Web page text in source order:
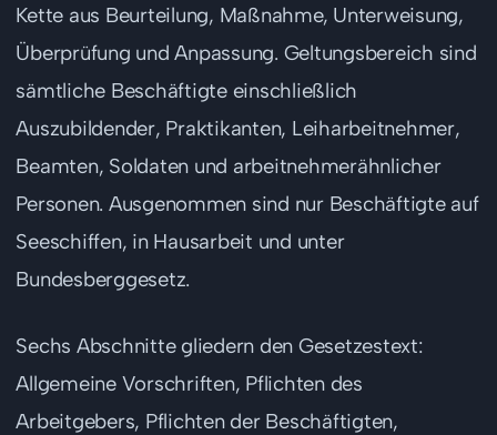
Kette aus Beurteilung, Maßnahme, Unterweisung,
Überprüfung und Anpassung. Geltungsbereich sind
sämtliche Beschäftigte einschließlich
Auszubildender, Praktikanten, Leiharbeitnehmer,
Beamten, Soldaten und arbeitnehmerähnlicher
Personen. Ausgenommen sind nur Beschäftigte auf
Seeschiffen, in Hausarbeit und unter
Bundesberggesetz.
Sechs Abschnitte gliedern den Gesetzestext:
Allgemeine Vorschriften, Pflichten des
Arbeitgebers, Pflichten der Beschäftigten,